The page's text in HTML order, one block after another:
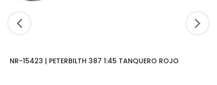
NR-15423 | PETERBILTH 387 1:45 TANQUERO ROJO